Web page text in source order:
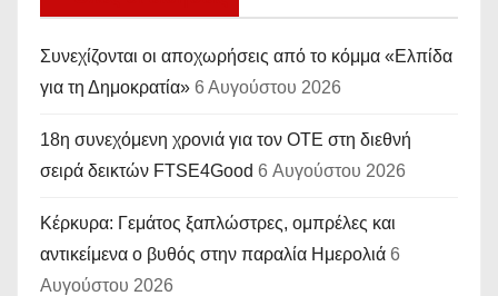
Συνεχίζονται οι αποχωρήσεις από το κόμμα «Ελπίδα
για τη Δημοκρατία» 6 Αυγούστου 2026
18η συνεχόμενη χρονιά για τον ΟΤΕ στη διεθνή
σειρά δεικτών FTSE4Good 6 Αυγούστου 2026
Κέρκυρα: Γεμάτος ξαπλώστρες, ομπρέλες και
αντικείμενα ο βυθός στην παραλία Ημερολιά 6
Αυγούστου 2026